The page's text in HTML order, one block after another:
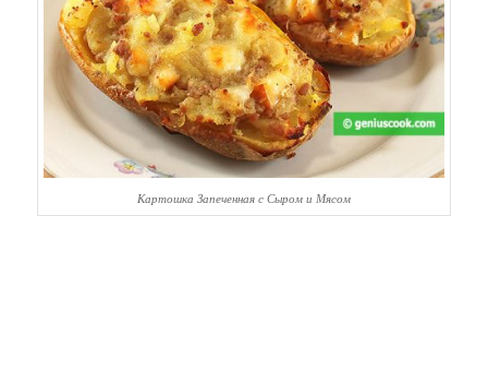
Картошка Запеченная с Сыром и Мясом